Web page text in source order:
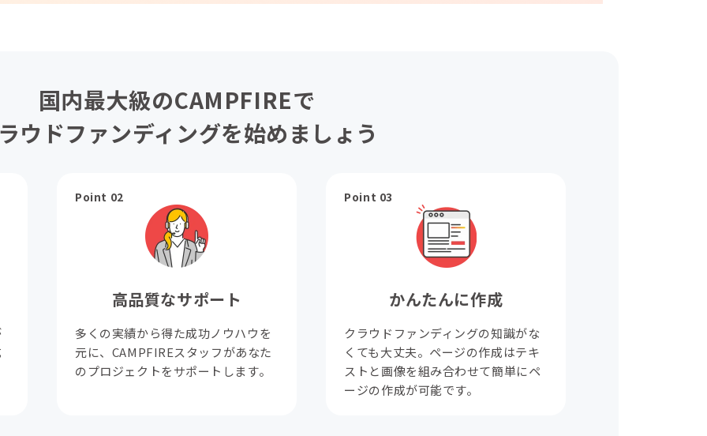
国内最大級のCAMPFIREで
ウドファンディングを始めましょう
Point 02
高品質なサポート
多くの実績から得た成功ノウハウを
元に、CAMPFIREスタッフがあなた
のプロジェクトをサポートします。
Point 03
かんたんに作成
クラウドファンディングの知識がな
くても大丈夫。ページの作成はテキ
ストと画像を組み合わせて簡単にペ
ージの作成が可能です。